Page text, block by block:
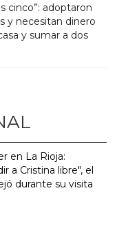
cinco”: adoptaron
y necesitan dinero
y sumar a dos
en La Rioja:
a Cristina libre", el
durante su visita